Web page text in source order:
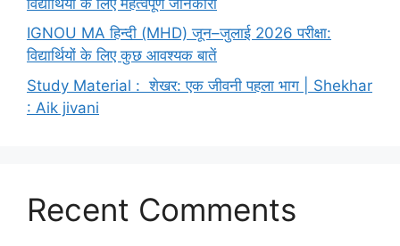
IGNOU MA हिन्दी (MHD) जून–जुलाई 2026 परीक्षा:
विद्यार्थियों के लिए कुछ आवश्यक बातें
Study Material : शेखर: एक जीवनी पहला भाग | Shekhar
: Aik jivani
Recent Comments